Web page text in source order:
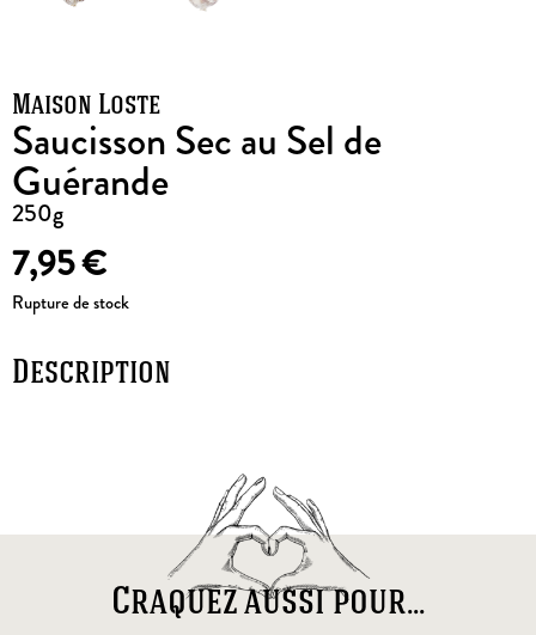
Maison Loste
Saucisson Sec au Sel de
Guérande
250g
7,95€
Rupture de stock
Description
Craquez aussi pour...